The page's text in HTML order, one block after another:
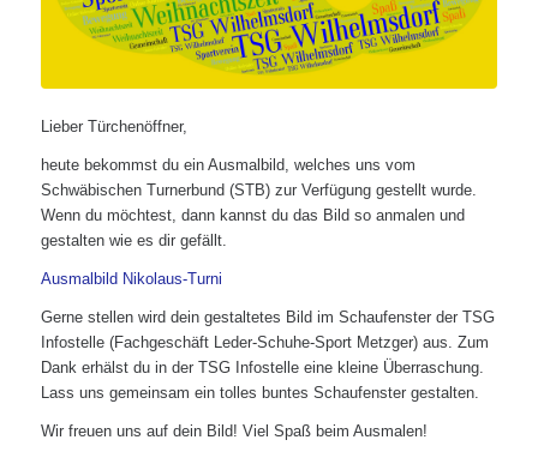
Lieber Türchenöffner,
heute bekommst du ein Ausmalbild, welches uns vom
Schwäbischen Turnerbund (STB) zur Verfügung gestellt wurde.
Wenn du möchtest, dann kannst du das Bild so anmalen und
gestalten wie es dir gefällt.
Ausmalbild Nikolaus-Turni
Gerne stellen wird dein gestaltetes Bild im Schaufenster der TSG
Infostelle (Fachgeschäft Leder-Schuhe-Sport Metzger) aus. Zum
Dank erhälst du in der TSG Infostelle eine kleine Überraschung.
Lass uns gemeinsam ein tolles buntes Schaufenster gestalten.
Wir freuen uns auf dein Bild! Viel Spaß beim Ausmalen!